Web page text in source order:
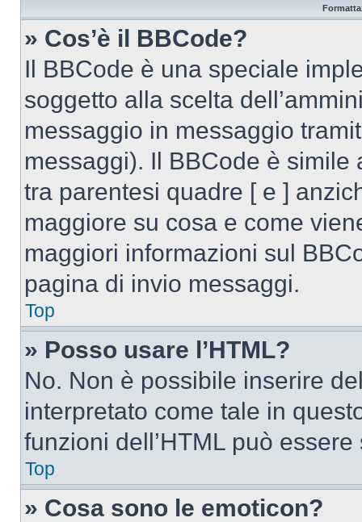
» Cos’è il BBCode?
Il BBCode è una speciale
soggetto alla scelta
messaggio in messaggio
messaggi). Il BBCode è simile
tra parentesi quadre [ e ]
maggiore su cosa e come
maggiori informazioni sul
pagina di invio messaggi.
Top
» Posso usare l’HTML?
No. Non è possibile inserire
interpretato come tale in
funzioni dell’HTML può
Top
» Cosa sono le emoticon?